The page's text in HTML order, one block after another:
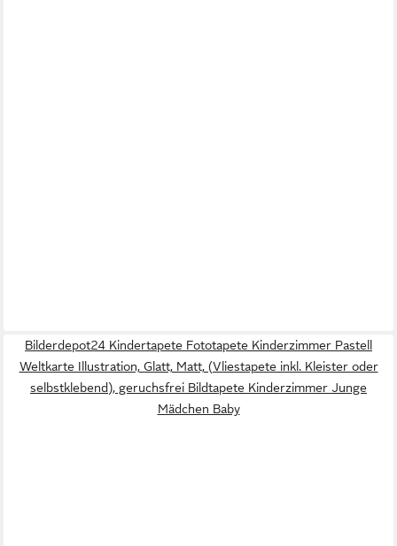
Bilderdepot24 Kindertapete Fototapete Kinderzimmer Pastell
Weltkarte Illustration, Glatt, Matt, (Vliestapete inkl. Kleister oder
selbstklebend), geruchsfrei Bildtapete Kinderzimmer Junge
Mädchen Baby